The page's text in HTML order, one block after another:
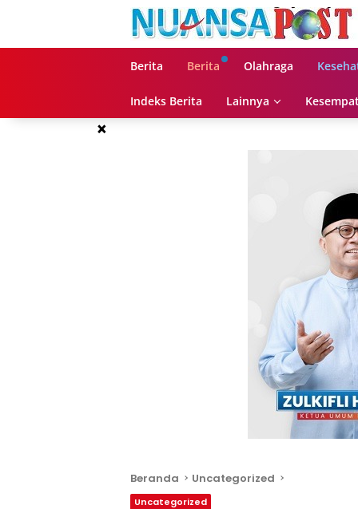
Berita Berita Olahraga
Indeks Berita Lainnya
×
Beranda Uncategorized
Uncategorized